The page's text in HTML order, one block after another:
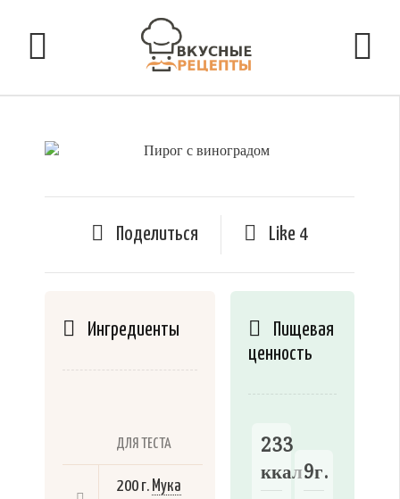
Поделиться Like 4
Ингредиенты
ДЛЯ ТЕСТА
200 г. Мука
Пищевая
ценность
233
ккал.9г.